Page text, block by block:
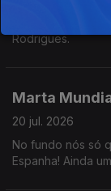
Rodrigues.
Marta
20 jul. 2026
No fundo nós só
Espanha! Ainda